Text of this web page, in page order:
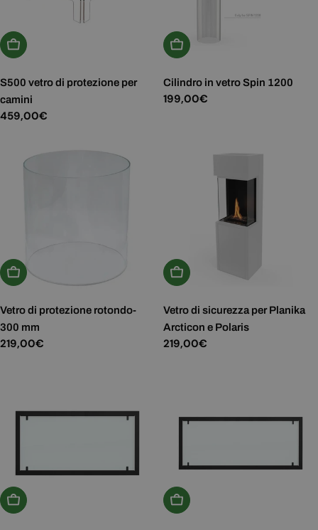
Aggiungi Al Carrello
S500 vetro di protezione per
camini
Prezzo
459,00€
Aggiungi Al Carrello
Cilindro in vetro Spin 1200
Prezzo
199,00€
Aggiungi Al Carrello
Vetro di protezione rotondo-
300 mm
Prezzo
219,00€
Aggiungi Al Carrello
Vetro di sicurezza per Planika
Arcticon e Polaris
Prezzo
219,00€
Aggiungi Al Carrello Aggiungi Al Carrello